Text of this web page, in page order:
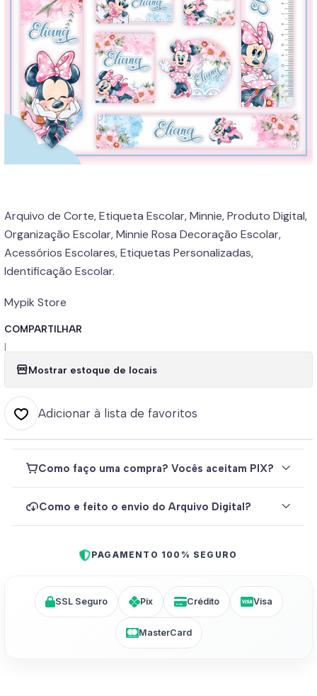
Arquivo de Corte, Etiqueta Escolar, Minnie, Produto Digital,
Organização Escolar, Minnie Rosa Decoração Escolar,
Acessórios Escolares, Etiquetas Personalizadas,
Identificação Escolar.
Mypik Store
COMPARTILHAR
Mostrar estoque de locais
Adicionar à lista de favoritos
Como faço uma compra? Vocês aceitam PIX?
Como e feito o envio do Arquivo Digital?
PAGAMENTO 100% SEGURO
SSL Seguro Pix Crédito Visa
MasterCard